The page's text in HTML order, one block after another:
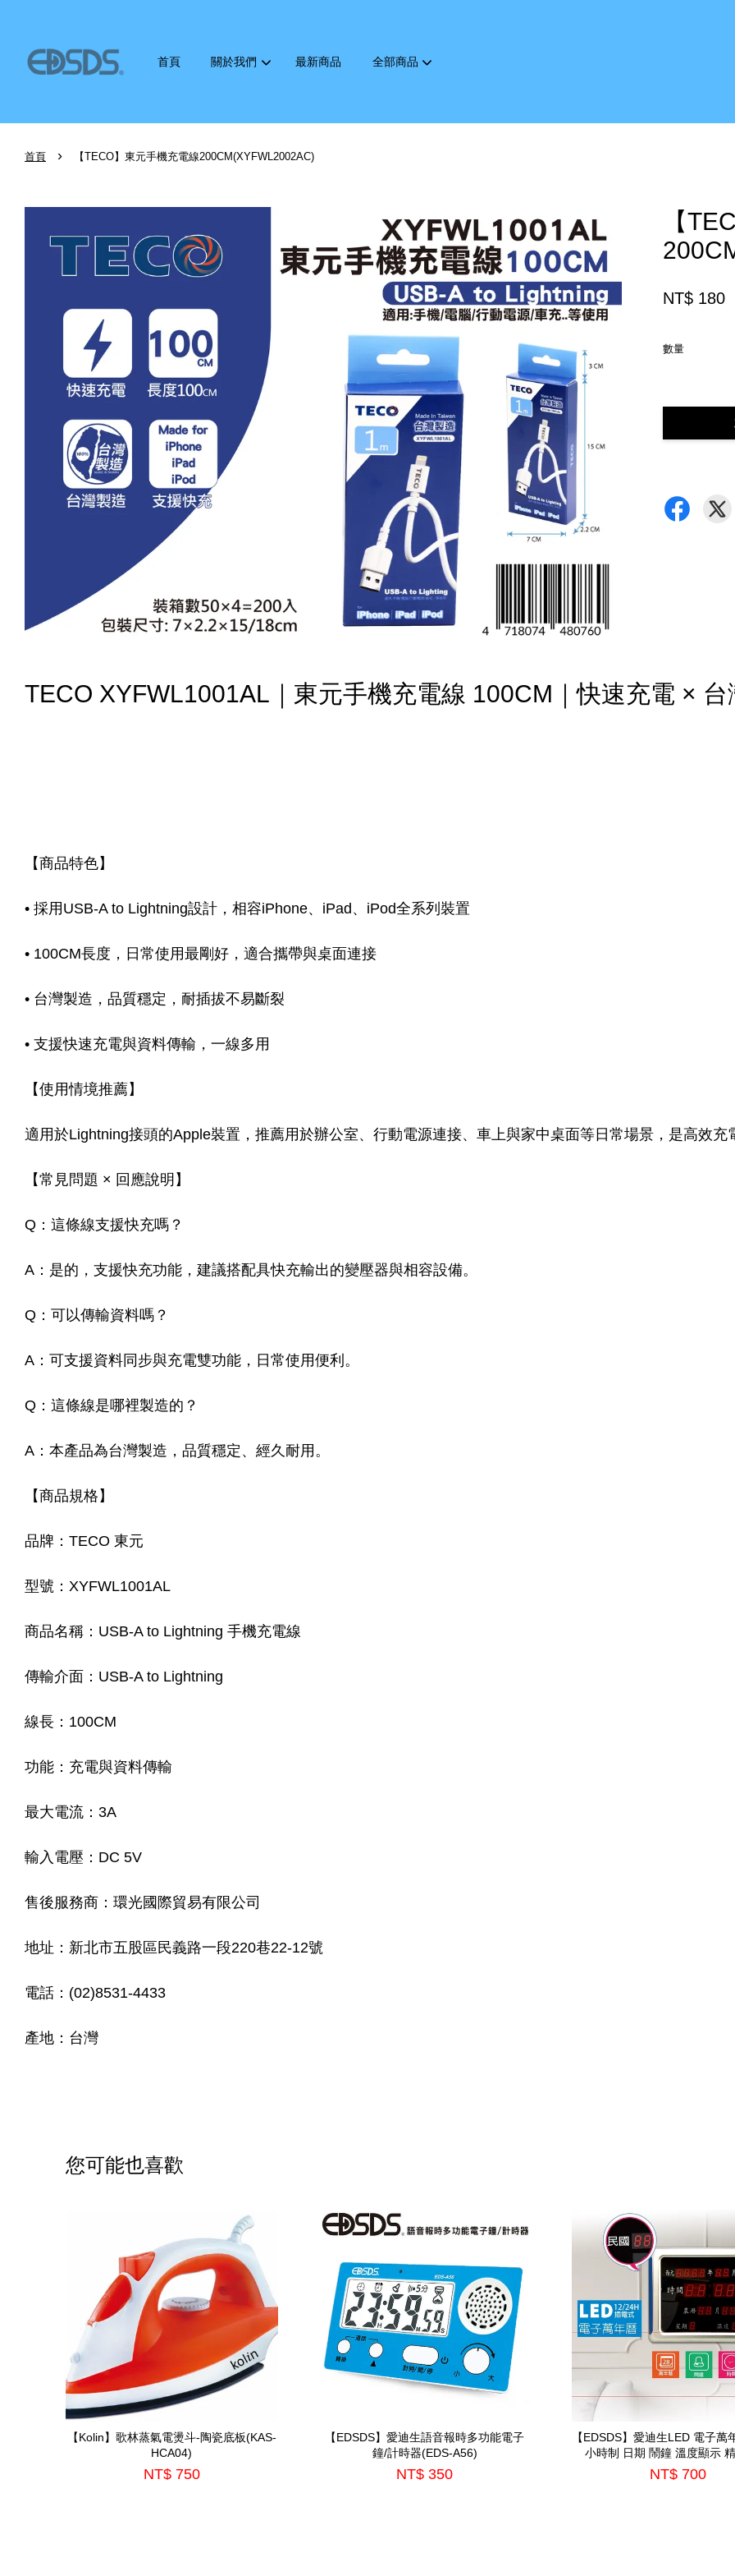
首頁 關於我們 最新商品 全部商品
首頁 › 【TECO】東元手機充電線200CM(XYFWL2002AC)
【
NT$ 180
數量
TECO XYFWL1001AL｜東元手機充電線 100CM｜快速充電 ×
【商品特色】
• 採用USB-A to Lightning設計，相容iPhone、iPad、iPod全系列裝置
• 100CM長度，日常使用最剛好，適合攜帶與桌面連接
• 台灣製造，品質穩定，耐插拔不易斷裂
• 支援快速充電與資料傳輸，一線多用
【使用情境推薦】
適用於Lightning接頭的Apple裝置，推薦用於辦公室、行動電源連接、車上與家中桌面等日常場景，是高效充
【常見問題 × 回應說明】
Q：這條線支援快充嗎？
A：是的，支援快充功能，建議搭配具快充輸出的變壓器與相容設備。
Q：可以傳輸資料嗎？
A：可支援資料同步與充電雙功能，日常使用便利。
Q：這條線是哪裡製造的？
A：本產品為台灣製造，品質穩定、經久耐用。
【商品規格】
品牌：TECO 東元
型號：XYFWL1001AL
商品名稱：USB-A to Lightning 手機充電線
傳輸介面：USB-A to Lightning
線長：100CM
功能：充電與資料傳輸
最大電流：3A
輸入電壓：DC 5V
售後服務商：環光國際貿易有限公司
地址：新北市五股區民義路一段220巷22-12號
電話：(02)8531-4433
產地：台灣
您可能也喜歡
【Kolin】歌林蒸氣電燙斗-陶瓷底板(KAS-
HCA04)
NT$ 750
【EDSDS】愛迪生語音報時多功能電子
鐘/計時器(EDS-A56)
NT$ 350
【EDSDS】愛迪生LED 電子萬
小時制 日期 鬧鐘 溫度顯示
(EDS-A08)
NT$ 700